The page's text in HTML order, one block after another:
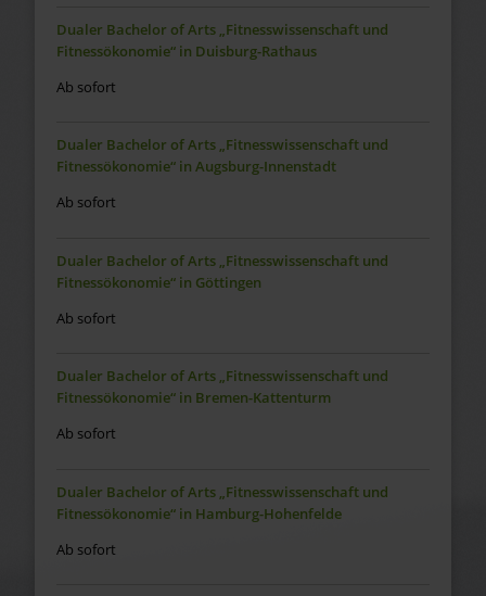
Dualer Bachelor of Arts „Fitnesswissenschaft und
Fitnessökonomie“ in Duisburg-Rathaus
Ab sofort
Dualer Bachelor of Arts „Fitnesswissenschaft und
Fitnessökonomie“ in Augsburg-Innenstadt
Ab sofort
Dualer Bachelor of Arts „Fitnesswissenschaft und
Fitnessökonomie“ in Göttingen
Ab sofort
Dualer Bachelor of Arts „Fitnesswissenschaft und
Fitnessökonomie“ in Bremen-Kattenturm
Ab sofort
Dualer Bachelor of Arts „Fitnesswissenschaft und
Fitnessökonomie“ in Hamburg-Hohenfelde
Ab sofort